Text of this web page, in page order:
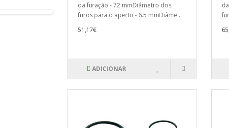
da furação - 72 mmDiâmetro dos
furos para o aperto - 6.5 mmDiâme..
51,17€
ADICIONAR